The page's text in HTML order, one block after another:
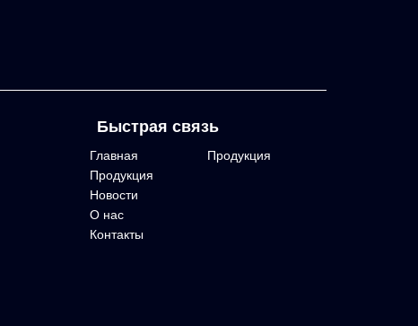
Быстрая связь
Главная
Продукция
Новости
О нас
Контакты
Продукция